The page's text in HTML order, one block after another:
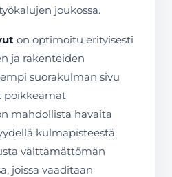
joukossa.
on optimoitu erityisesti
ja rakenteiden
suorakulman sivu
poikkeamat
mahdollista havaita
kulmapisteestä.
välttämättömän
joissa vaaditaan